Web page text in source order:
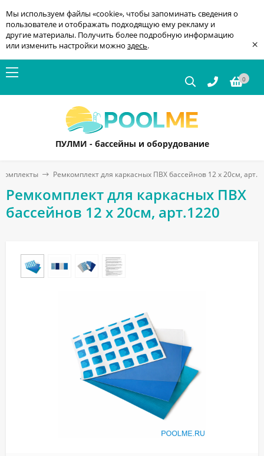
Мы используем файлы «cookie», чтобы запоминать сведения о
пользователе и отображать подходящую ему рекламу и
другие материалы. Получить более подробную информацию
или изменить настройки можно здесь. ×
0
ПУЛМИ - бассейны и оборудование
Ремкомплект для каркасных ПВХ бассейнов 12 x 20см,
Ремкомплект для каркасных ПВХ
бассейнов 12 x 20см, арт.1220